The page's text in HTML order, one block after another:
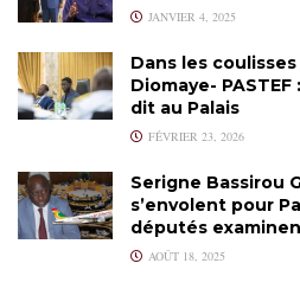
JANVIER 4, 2025
Dans les
Diomaye-
dit au Palais
FÉVRIER 23, 2026
Serigne Bassirou
s’envolent pour
députés
AOÛT 18, 2025